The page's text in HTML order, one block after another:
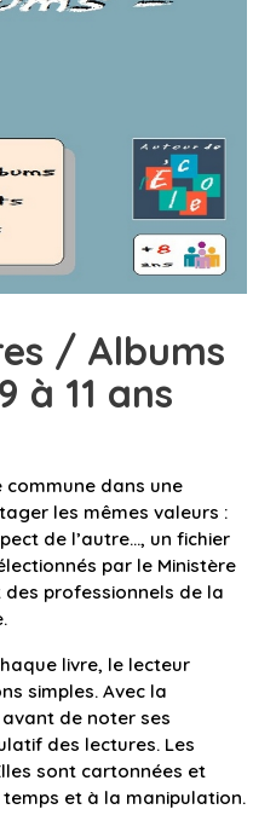
/ Albums
à 11 ans
commune dans une
les mêmes valeurs :
de l’autre…, un fichier
par le Ministère
des professionnels de la
livre, le lecteur
simples. Avec la
de noter ses
des lectures. Les
sont cartonnées et
et à la manipulation.